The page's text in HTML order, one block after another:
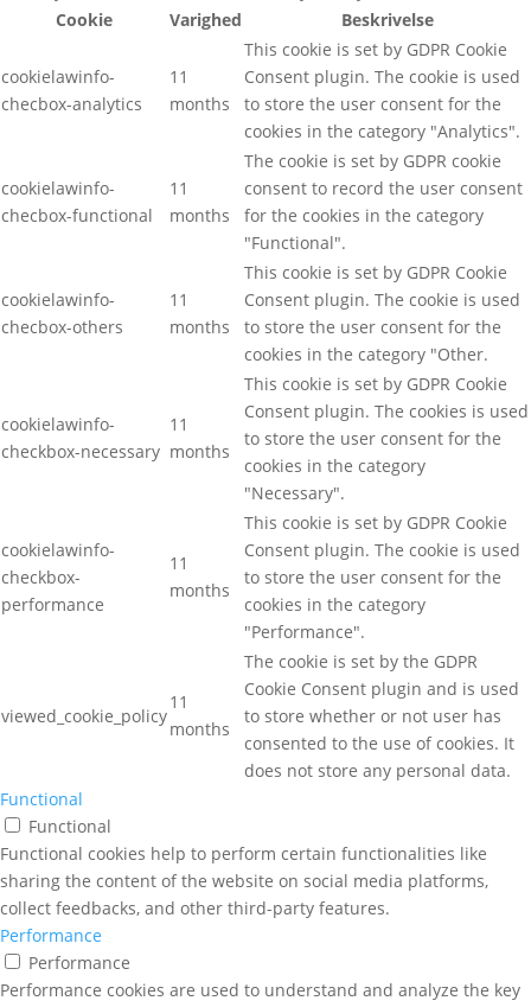
Cookie
Varighed Beskrivelse
cookielawinfo-
checbox-analytics
11
months
This cookie is set by GDPR Cookie
Consent plugin. The cookie is used
to store the user consent for the
cookies in the category "Analytics".
cookielawinfo-
checbox-functional
11
months
The cookie is set by GDPR cookie
consent to record the user consent
for the cookies in the category
"Functional".
cookielawinfo-
checbox-others
11
months
This cookie is set by GDPR Cookie
Consent plugin. The cookie is used
to store the user consent for the
cookies in the category "Other.
cookielawinfo-
checkbox-necessary
11
months
This cookie is set by GDPR Cookie
Consent plugin. The cookies is used
to store the user consent for the
cookies in the category
"Necessary".
cookielawinfo-
checkbox-
performance
11
months
This cookie is set by GDPR Cookie
Consent plugin. The cookie is used
to store the user consent for the
cookies in the category
"Performance".
viewed_cookie_policy
11
months
The cookie is set by the GDPR
Cookie Consent plugin and is used
to store whether or not user has
consented to the use of cookies. It
does not store any personal data.
Functional
Functional
Functional cookies help to perform certain functionalities like
sharing the content of the website on social media platforms,
collect feedbacks, and other third-party features.
Performance
Performance
Performance cookies are used to understand and analyze the key